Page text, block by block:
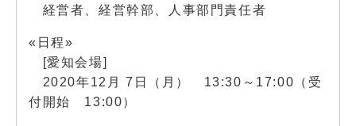
経営者、経営幹部、人事部門責任者
«日程»
[愛知会場]
2020年12月 7日（月） 13:30～17:00（受
付開始 13:00）